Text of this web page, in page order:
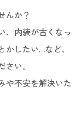
んか？
、内装が古くなっ
したい…など、
い。
や不安を解決いた